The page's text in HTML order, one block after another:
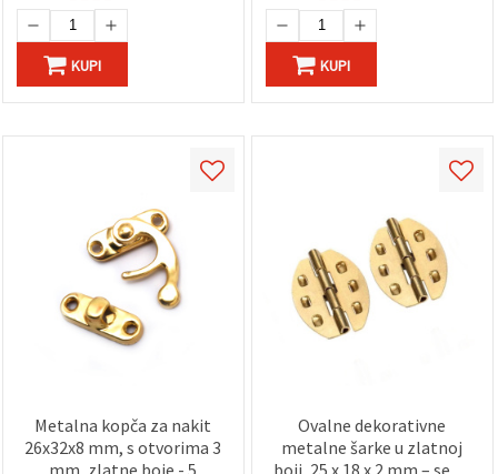
KUPI KUPI
Metalna kopča za nakit
26x32x8 mm, s otvorima 3
mm, zlatne boje - 5
Ovalne dekorativne
metalne šarke u zlatnoj
boji, 25 x 18 x 2 mm – set 4